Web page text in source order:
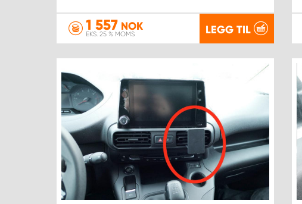
1 557 NOK
EKS. 25 % MOMS LEGG TIL